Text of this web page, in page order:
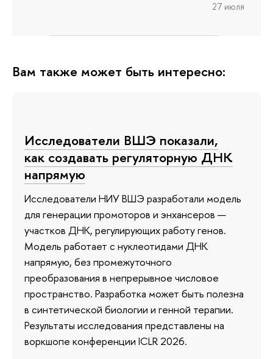
27 июля
Вам также может быть интересно:
Исследователи ВШЭ показали,
как создавать регуляторную ДНК
напрямую
Исследователи НИУ ВШЭ разработали модель
для генерации промоторов и энхансеров —
участков ДНК, регулирующих работу генов.
Модель работает с нуклеотидами ДНК
напрямую, без промежуточного
преобразования в непрерывное числовое
пространство. Разработка может быть полезна
в синтетической биологии и генной терапии.
Результаты исследования представлены на
воркшопе конференции ICLR 2026.